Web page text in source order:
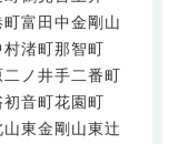
町富田中金剛山
村渚町那智町
二ノ井手二番町
初音町花園町
山東金剛山東辻